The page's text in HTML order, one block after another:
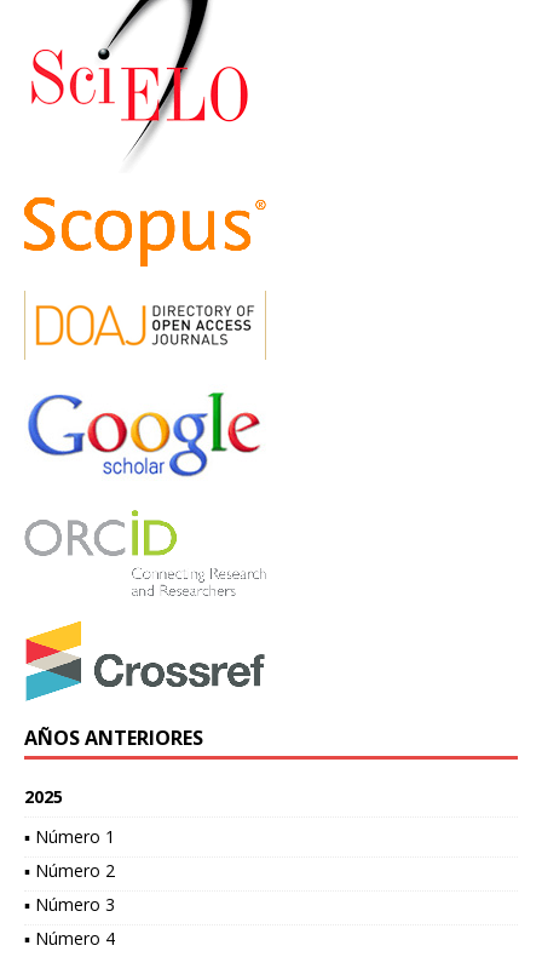
AÑOS ANTERIORES
2025
▪ Número 1
▪ Número 2
▪ Número 3
▪ Número 4